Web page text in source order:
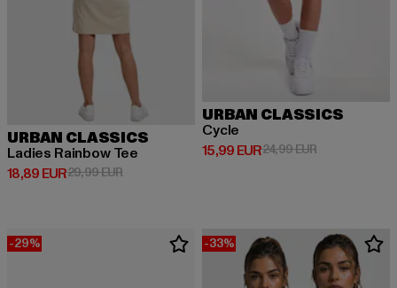
URBAN CLASSICS
Ladies Rainbow Tee
18,89 EUR
Derzeitiger Preis: 18,89 EUR
29,99 EURAktionspreis: 29,99 EUR
URBAN CLASSICS
Cycle
15,99 EUR
Derzeitiger Preis: 15,99 EUR
24,99 EURAktionspreis:
-29% -33%